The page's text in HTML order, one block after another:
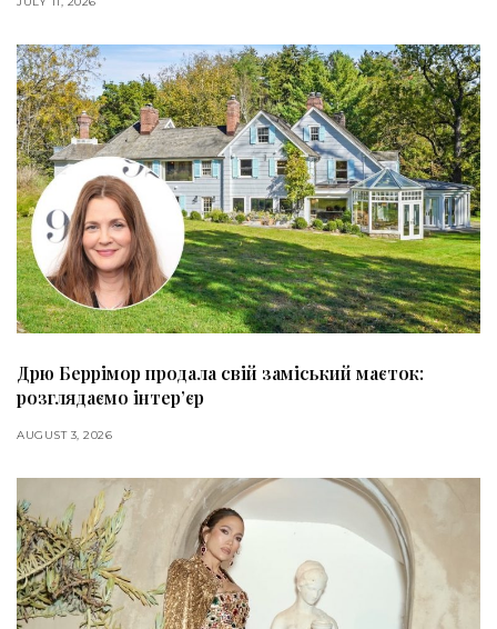
Дрю Беррімор продала свій заміський маєток:
розглядаємо інтер’єр
AUGUST 3, 2026